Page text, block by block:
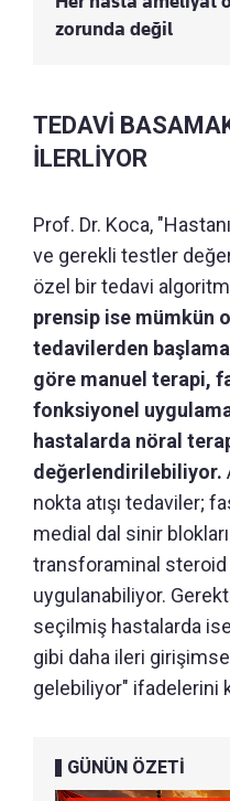
zorunda değil
TEDAVİ
İLERLİYOR
Prof. Dr. Koca,
ve gerekli testler
özel bir tedavi
prensip ise mümkün
tedavilerden
göre manuel terapi,
fonksiyonel
hastalarda nöral
değerlendirilebiliyor.
nokta atışı tedaviler;
medial dal sinir
transforaminal steroid
uygulanabiliyor.
seçilmiş hastalarda
gibi daha ileri
gelebiliyor" ifadelerini
GÜNÜN ÖZETİ